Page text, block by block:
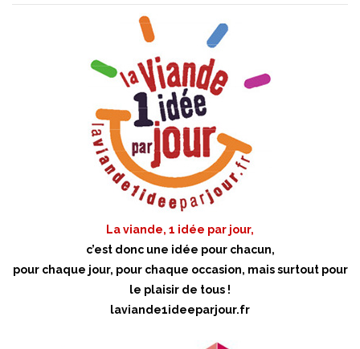
La viande, 1 idée par jour,
c’est donc une idée pour chacun,
pour chaque jour, pour chaque occasion, mais surtout pour
le plaisir de tous !
laviande1ideeparjour.fr